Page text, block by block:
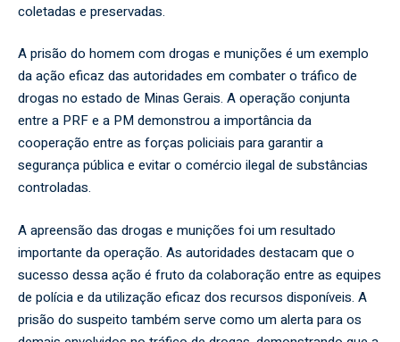
coletadas e preservadas.
A prisão do homem com drogas e munições é um exemplo
da ação eficaz das autoridades em combater o tráfico de
drogas no estado de Minas Gerais. A operação conjunta
entre a PRF e a PM demonstrou a importância da
cooperação entre as forças policiais para garantir a
segurança pública e evitar o comércio ilegal de substâncias
controladas.
A apreensão das drogas e munições foi um resultado
importante da operação. As autoridades destacam que o
sucesso dessa ação é fruto da colaboração entre as equipes
de polícia e da utilização eficaz dos recursos disponíveis. A
prisão do suspeito também serve como um alerta para os